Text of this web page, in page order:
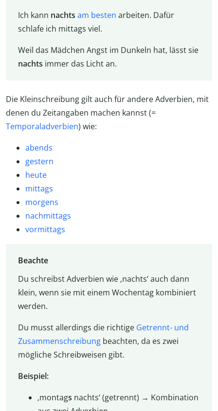
Ich kann nachts am besten arbeiten. Dafür
schlafe ich mittags viel.
Weil das Mädchen Angst im Dunkeln hat, lässt sie
nachts immer das Licht an.
Die Kleinschreibung gilt auch für andere Adverbien, mit
denen du Zeitangaben machen kannst (=
Temporaladverbien) wie:
abends
gestern
heute
mittags
morgens
nachmittags
vormittags
Beachte
Du schreibst Adverbien wie ‚nachts‘ auch dann
klein, wenn sie mit einem Wochentag kombiniert
werden.
Du musst allerdings die richtige Getrennt- und
Zusammenschreibungbeachten, da es zwei
mögliche Schreibweisen gibt.
Beispiel:
‚montags nachts‘ (getrennt) → Kombination